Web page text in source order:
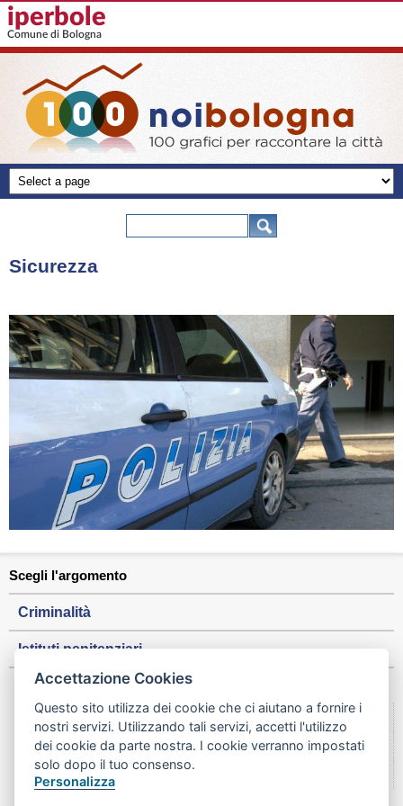
Salta al contenuto principale
iperbole
Comune di Bologna
100 grafici
-
noibologna
Form di ricercaCerca
Sicurezza
Polizia.jpg
Scegli l'argomento
Criminalità
Istituti penitenziari
I numeri di Bologna metropolitana
Città a confronto
Una città e i suoi quartieri
Accettazione Cookies
Questo sito utilizza dei cookie che ci aiutano a fornire i
nostri servizi. Utilizzando tali servizi, accetti l'utilizzo
dei cookie da parte nostra. I cookie verranno impostati
solo dopo il tuo consenso.
Personalizza